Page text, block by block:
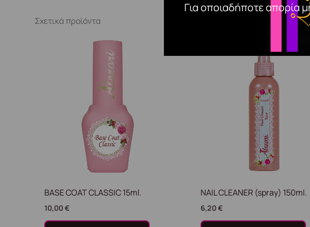
Για οποιαδήποτε απορία
Σχετικά προϊόντα
BASE COAT CLASSIC 15ml.
10,00€
NAIL CLEANER (spray) 150ml.
6,20€